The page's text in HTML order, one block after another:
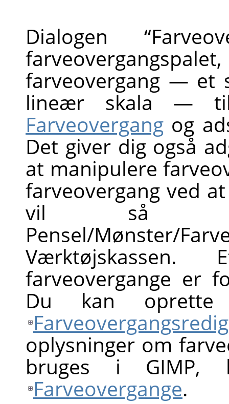
Dialogen “
farveovergang — et
lineær skala —
Farveovergang og
Det giver dig også
at manipulere
farveovergang ved
vil så
Pensel/Mønster/
farveovergange er
Du kan
oplysninger om
bruges i GIMP,
Farveovergange.